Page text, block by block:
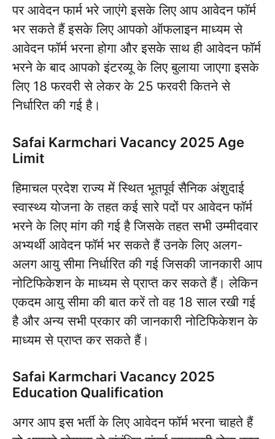
पर आवेदन फार्म भरे जाएंगे इसके लिए आप आवेदन फॉर्म
भर सकते हैं इसके लिए आपको ऑफलाइन माध्यम से
आवेदन फॉर्म भरना होगा और इसके साथ ही आवेदन फॉर्म
भरने के बाद आपको इंटरव्यू के लिए बुलाया जाएगा इसके
लिए 18 फरवरी से लेकर के 25 फरवरी कितने से
निर्धारित की गई है।
Safai Karmchari Vacancy 2025 Age
Limit
हिमाचल प्रदेश राज्य में स्थित भूतपूर्व सैनिक अंशुदाई
स्वास्थ्य योजना के तहत कई सारे पदों पर आवेदन फॉर्म
भरने के लिए मांग की गई है जिसके तहत सभी उम्मीदवार
अभ्यर्थी आवेदन फॉर्म भर सकते हैं उनके लिए अलग-
अलग आयु सीमा निर्धारित की गई जिसकी जानकारी आप
नोटिफिकेशन के माध्यम से प्राप्त कर सकते हैं। लेकिन
एकदम आयु सीमा की बात करें तो वह 18 साल रखी गई
है और अन्य सभी प्रकार की जानकारी नोटिफिकेशन के
माध्यम से प्राप्त कर सकते हैं।
Safai Karmchari Vacancy 2025
Education Qualification
अगर आप इस भर्ती के लिए आवेदन फॉर्म भरना चाहते हैं